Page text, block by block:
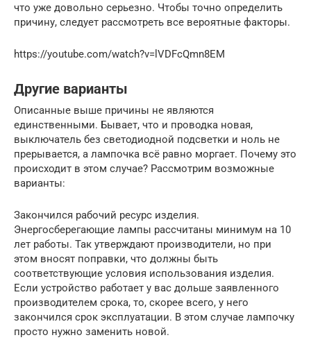
что уже довольно серьезно. Чтобы точно определить
причину, следует рассмотреть все вероятные факторы.
https://youtube.com/watch?v=lVDFcQmn8EM
Другие варианты
Описанные выше причины не являются
единственными. Бывает, что и проводка новая,
выключатель без светодиодной подсветки и ноль не
прерывается, а лампочка всё равно моргает. Почему это
происходит в этом случае? Рассмотрим возможные
варианты:
Закончился рабочий ресурс изделия.
Энергосберегающие лампы рассчитаны минимум на 10
лет работы. Так утверждают производители, но при
этом вносят поправки, что должны быть
соответствующие условия использования изделия.
Если устройство работает у вас дольше заявленного
производителем срока, то, скорее всего, у него
закончился срок эксплуатации. В этом случае лампочку
просто нужно заменить новой.